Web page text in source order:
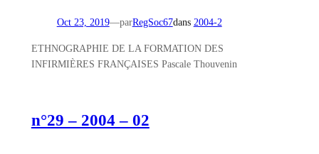
Oct 23, 2019—parRegSoc67dans 2004-2
ETHNOGRAPHIE DE LA FORMATION DES
INFIRMIÈRES FRANÇAISES Pascale Thouvenin
n°29 – 2004 – 02